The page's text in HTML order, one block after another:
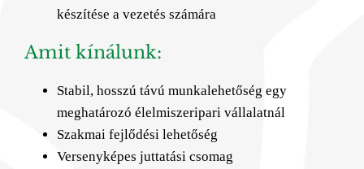
készítése a vezetés számára
Amit kínálunk:
Stabil, hosszú távú munkalehetőség egy
meghatározó élelmiszeripari vállalatnál
Szakmai fejlődési lehetőség
Versenyképes juttatási csomag